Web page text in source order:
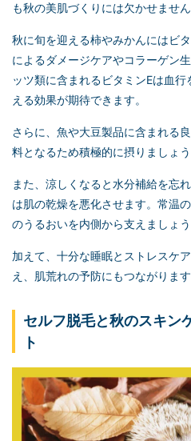
も秋の美肌づくりには欠かせません
秋に旬を迎える柿やみかんにはビ
によるダメージケアやコラーゲン
ッツ類に含まれるビタミンEは血
える効果が期待できます。
さらに、魚や大豆製品に含まれる
料となるため積極的に摂りましょう
また、涼しくなると水分補給を忘
は肌の乾燥を悪化させます。 常温
のうるおいを内側から支えましょう
加えて、十分な睡眠とストレスケ
え、肌荒れの予防にもつながります
セルフ脱毛と秋のスキン
ト